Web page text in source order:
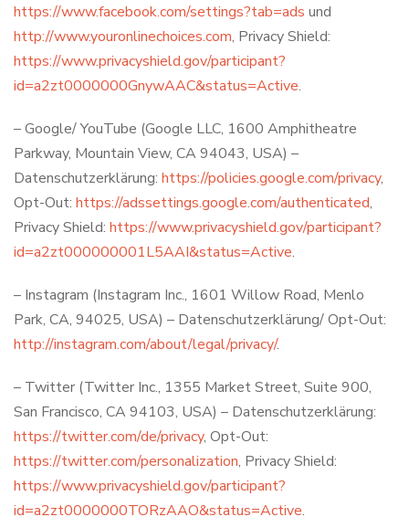
https://www.facebook.com/settings?tab=ads und
http://www.youronlinechoices.com, Privacy Shield:
https://www.privacyshield.gov/participant?
id=a2zt0000000GnywAAC&status=Active.
– Google/ YouTube (Google LLC, 1600 Amphitheatre
Parkway, Mountain View, CA 94043, USA) –
Datenschutzerklärung: https://policies.google.com/privacy,
Opt-Out: https://adssettings.google.com/authenticated,
Privacy Shield: https://www.privacyshield.gov/participant?
id=a2zt000000001L5AAI&status=Active.
– Instagram (Instagram Inc., 1601 Willow Road, Menlo
Park, CA, 94025, USA) – Datenschutzerklärung/ Opt-Out:
http://instagram.com/about/legal/privacy/.
– Twitter (Twitter Inc., 1355 Market Street, Suite 900,
San Francisco, CA 94103, USA) – Datenschutzerklärung:
https://twitter.com/de/privacy, Opt-Out:
https://twitter.com/personalization, Privacy Shield:
https://www.privacyshield.gov/participant?
id=a2zt0000000TORzAAO&status=Active.